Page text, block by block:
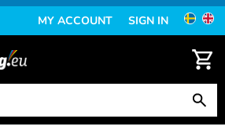
MY ACCOUNT SIGN IN